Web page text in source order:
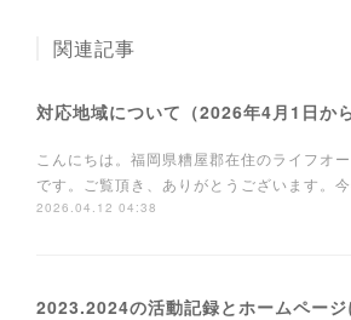
関連記事
対応地域について（2026年4月1日から
こんにちは。福岡県糟屋郡在住のライフオ
です。ご覧頂き、ありがとうございます。
2026.04.12 04:38
2023.2024の活動記録とホームページ